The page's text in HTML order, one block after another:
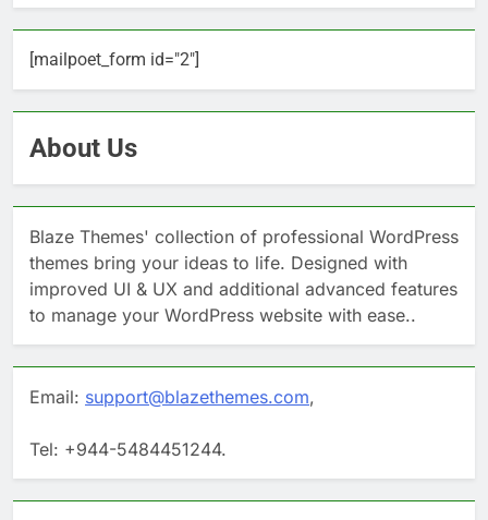
[mailpoet_form id="2"]
About Us
Blaze Themes' collection of professional WordPress
themes bring your ideas to life. Designed with
improved UI & UX and additional advanced features
to manage your WordPress website with ease..
Email: support@blazethemes.com,
Tel: +944-5484451244.